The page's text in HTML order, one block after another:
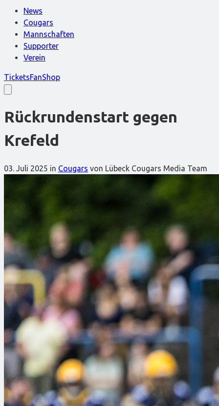
News
Cougars
Mannschaften
Supporter
Verein
TicketsFanShop
Rückrundenstart gegen
Krefeld
03. Juli 2025 in Cougars von Lübeck Cougars Media Team